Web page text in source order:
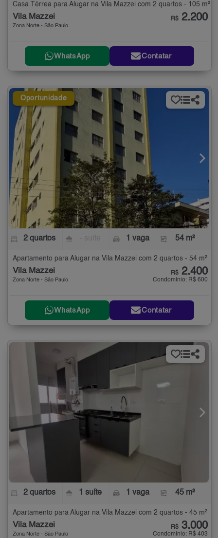
Casa Térrea para Alugar na Vila Mazzei com 2 quartos - 105 m²
Vila Mazzei
Zona Norte - São Paulo
R$ 2.200
WhatsApp Contatar
Oportunidade
2 quartos 1 vaga 54 m²
Apartamento para Alugar na Vila Mazzei com 2 quartos - 54 m²
Vila Mazzei
Zona Norte - São Paulo
R$ 2.400
Condomínio: R$ 600
WhatsApp Contatar
2 quartos 1 suíte 1 vaga 45 m²
Apartamento para Alugar na Vila Mazzei com 2 quartos - 45 m²
Vila Mazzei
Zona Norte - São Paulo
R$ 3.000
Condomínio: R$ 403